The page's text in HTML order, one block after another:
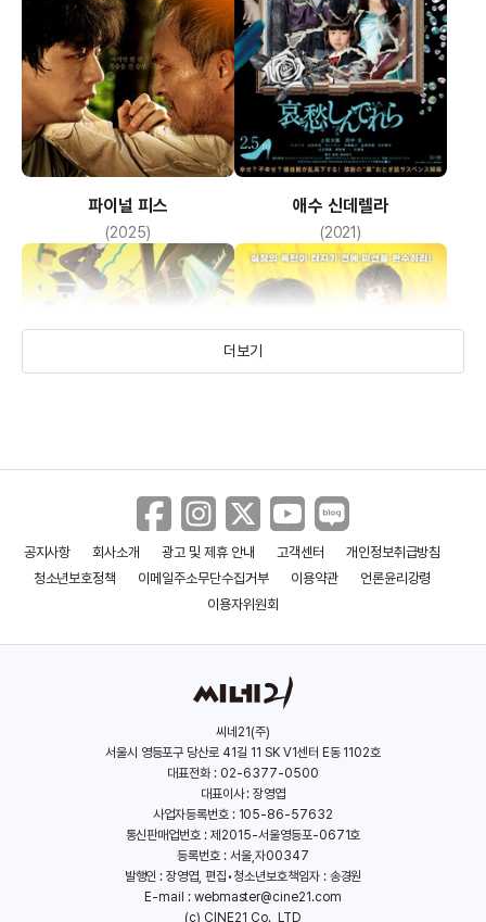
파이널 피스
(2025)
애수 신데렐라
(2021)
아이의 노랫소리를 들려줘 태양은 움직이지 않는다
더보기
공지사항 회사소개 광고 및 제휴 안내 고객센터
개인정보취급방침
청소년보호정책
이메일주소무단수집거부 이용약관
언론윤리강령
이용자위원회
씨네21(주)
서울시 영등포구 당산로 41길 11 SK V1센터 E동 1102호
대표전화 : 02-6377-0500
대표이사 : 장영엽
사업자등록번호 : 105-86-57632
통신판매업번호 : 제2015-서울영등포-0671호
등록번호 : 서울,자00347
발행인 : 장영엽, 편집•청소년보호책임자 : 송경원
E-mail : webmaster@cine21.com
(c) CINE21 Co., LTD